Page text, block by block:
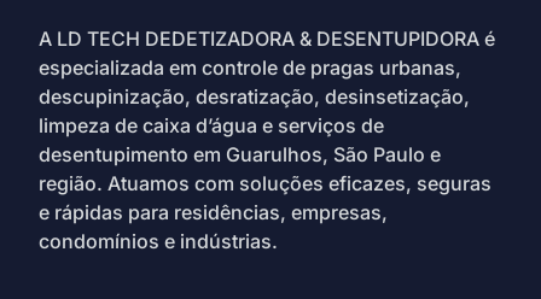
A LD TECH DEDETIZADORA & DESENTUPIDORA é
especializada em controle de pragas urbanas,
descupinização, desratização, desinsetização,
limpeza de caixa d’água e serviços de
desentupimento em Guarulhos, São Paulo e
região. Atuamos com soluções eficazes, seguras
e rápidas para residências, empresas,
condomínios e indústrias.